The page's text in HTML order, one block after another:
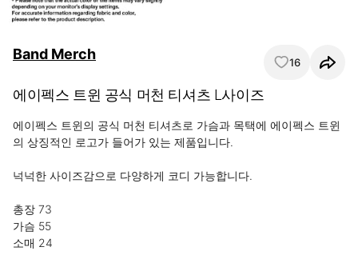
Band Merch 16
에이펙스 트윈 공식 머천 티셔츠 L사이즈
에이펙스 트윈의 공식 머천 티셔츠로 가슴과 목택에 에이펙스 트윈
의 상징적인 로고가 들어가 있는 제품입니다.
넉넉한 사이즈감으로 다양하게 코디 가능합니다.
총장 73
가슴 55
소매 24